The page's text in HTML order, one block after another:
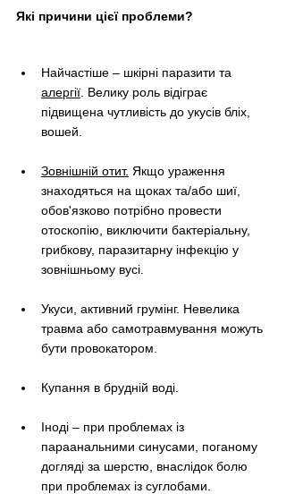
Які причини цієї проблеми?
Найчастіше – шкірні паразити та
алергії . Велику роль відіграє
підвищена чутливість до укусів бліх,
вошей.
Зовнішній отит. Якщо ураження
знаходяться на щоках та/або шиї,
обов'язково потрібно провести
отоскопію, виключити бактеріальну,
грибкову, паразитарну інфекцію у
зовнішньому вусі.
Укуси, активний грумінг. Невелика
травма або самотравмування можуть
бути провокатором.
Купання в брудній воді.
Іноді – при проблемах із
параанальними синусами, поганому
догляді за шерстю, внаслідок болю
при проблемах із суглобами.